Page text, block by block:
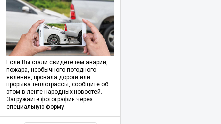
Если Вы стали свидетелем аварии,
пожара, необычного погодного
явления, провала дороги или
прорыва теплотрассы, сообщите об
этом в ленте народных новостей.
Загружайте фотографии через
специальную форму.